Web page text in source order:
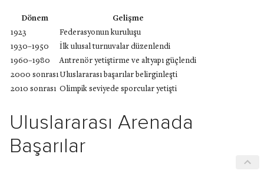
Dönem
Gelişme
1923
Federasyonun kuruluşu
1930–1950
İlk ulusal turnuvalar düzenlendi
1960–1980
Antrenör yetiştirme ve altyapı güçlendi
2000 sonrası Uluslararası başarılar belirginleşti
2010 sonrası Olimpik seviyede sporcular yetişti
Uluslararası Arenada
Başarılar